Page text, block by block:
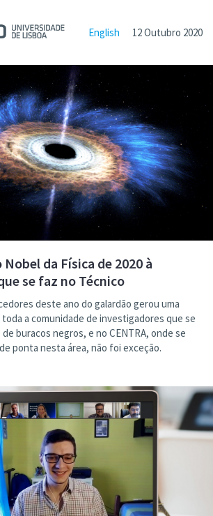
English 12 Outubro 2020
da Física de 2020 à
se faz no Técnico
deste ano do galardão gerou uma
a comunidade de investigadores que se
buracos negros, e no CENTRA, onde se
ponta nesta área, não foi exceção.